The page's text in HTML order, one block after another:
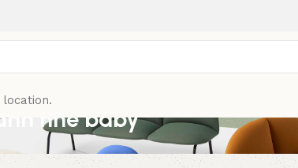
nhé baby